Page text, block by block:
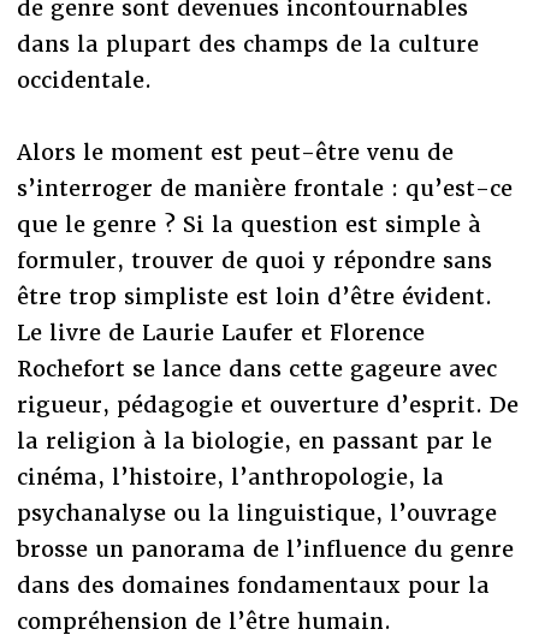
de genre sont devenues incontournables
dans la plupart des champs de la culture
occidentale.
Alors le moment est peut-être venu de
s’interroger de manière frontale : qu’est-ce
que le genre ? Si la question est simple à
formuler, trouver de quoi y répondre sans
être trop simpliste est loin d’être évident.
Le livre de Laurie Laufer et Florence
Rochefort se lance dans cette gageure avec
rigueur, pédagogie et ouverture d’esprit. De
la religion à la biologie, en passant par le
cinéma, l’histoire, l’anthropologie, la
psychanalyse ou la linguistique, l’ouvrage
brosse un panorama de l’influence du genre
dans des domaines fondamentaux pour la
compréhension de l’être humain.